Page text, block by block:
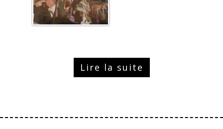
Lire la suite